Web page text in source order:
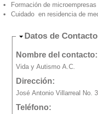
Formación de microempresas
Cuidado en residencia de
Ocultar
Datos de Contacto
Nombre del contacto:
Vida y Autismo A.C.
Dirección:
José Antonio Villarreal No.
Teléfono: